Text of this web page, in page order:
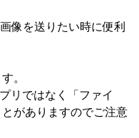
像を送りたい時に便利
。
リではなく「ファイ
がありますのでご注意